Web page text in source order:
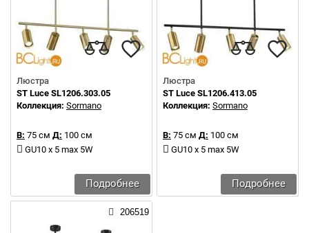
Люстра
ST Luce SL1206.303.05
Коллекция: Sormano
В: 75 см Д: 100 см
GU10 x 5 max 5W
Подробнее
Люстра
ST Luce SL1206.413.05
Коллекция: Sormano
В: 75 см Д: 100 см
GU10 x 5 max 5W
Подробнее
206519